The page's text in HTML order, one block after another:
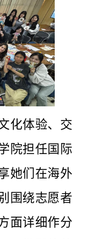
化体验、交
院担任国际
她们在海外
围绕志愿者
面详细作分